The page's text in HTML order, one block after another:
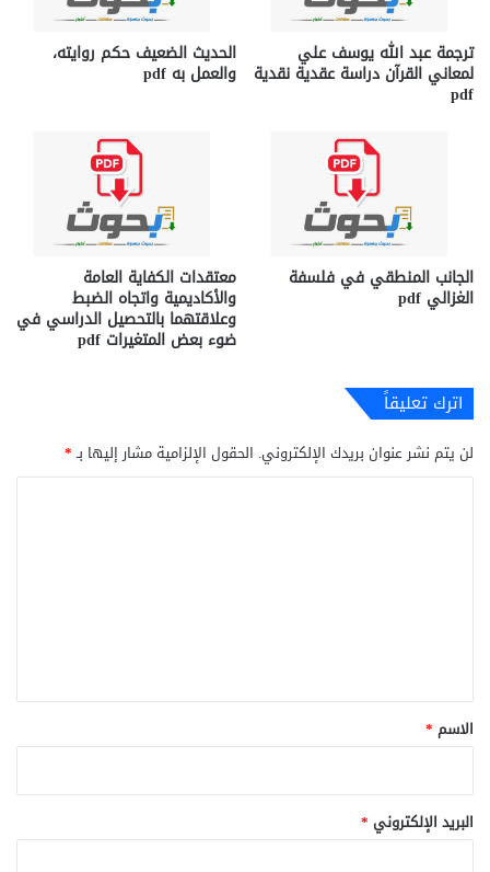
ترجمة عبد الله يوسف علي
لمعاني القرآن دراسة عقدية نقدية
pdf
الحديث الضعيف حكم روايته،
والعمل به pdf
الجانب المنطقي في فلسفة
الغزالي pdf
معتقدات الكفاية العامة
والأكاديمية واتجاه الضبط
وعلاقتهما بالتحصيل الدراسي في
ضوء بعض المتغيرات pdf
اترك تعليقاً
لن يتم نشر عنوان بريدك الإلكتروني. الحقول الإلزامية مشار إليها بـ*
*
الاسم *
البريد الإلكتروني *